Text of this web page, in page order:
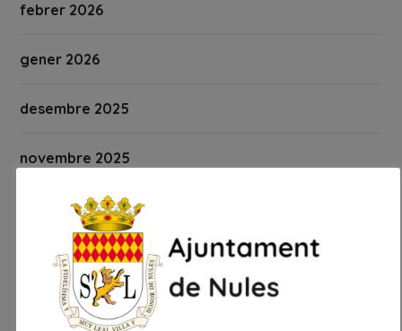
febrer 2026
gener 2026
desembre 2025
novembre 2025
octubre 2025
setembre 2025
agost 2025